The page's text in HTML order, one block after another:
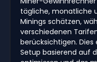
tägliche, monatliche
Minings schätzen,
verschiedenen
berücksichtigen.
Setup basierend auf